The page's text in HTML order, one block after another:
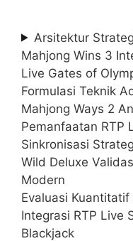
Arsitektur
Mahjong Wins 3
Live Gates of
Formulasi Teknik
Mahjong Ways 2
Pemanfaatan RTP
Sinkronisasi
Wild Deluxe
Modern
Evaluasi
Integrasi RTP Live
Blackjack